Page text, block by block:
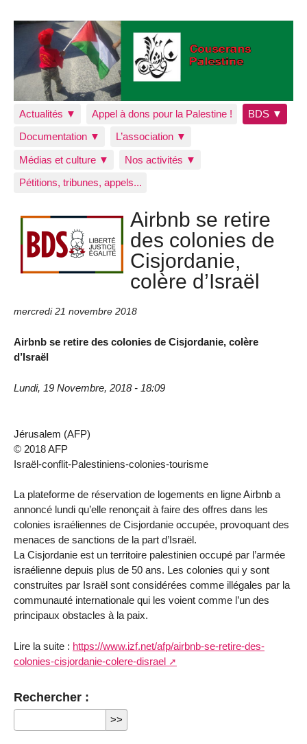
Actualités ▼ Appel à dons pour la Palestine !
BDS ▼
Documentation ▼
L’association ▼
Médias et culture ▼
Nos activités ▼
Pétitions, tribunes, appels...
Airbnb se retire
des colonies de
Cisjordanie,
colère d’Israël
mercredi 21 novembre 2018
Airbnb se retire des colonies de Cisjordanie, colère
d’Israël
Lundi, 19 Novembre, 2018 - 18:09
Jérusalem (AFP)
© 2018 AFP
Israël-conflit-Palestiniens-colonies-tourisme
La plateforme de réservation de logements en ligne Airbnb a
annoncé lundi qu’elle renonçait à faire des offres dans les
colonies israéliennes de Cisjordanie occupée, provoquant des
menaces de sanctions de la part d’Israël.
La Cisjordanie est un territoire palestinien occupé par l’armée
israélienne depuis plus de 50 ans. Les colonies qui y sont
construites par Israël sont considérées comme illégales par la
communauté internationale qui les voient comme l’un des
principaux obstacles à la paix.
Lire la suite : https://www.izf.net/afp/airbnb-se-retire-des-
colonies-cisjordanie-colere-disrael
Rechercher :